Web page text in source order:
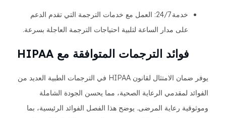
خدمة 24/7: العمل مع خدمات الترجمة التي تقدم الدعم
على مدار الساعة لتلبية احتياجات الترجمة العاجلة بسرعة.
فوائد الترجمات المتوافقة مع HIPAA
يوفر ضمان الامتثال لقانون HIPAA في الترجمات الطبية العديد من
الفوائد لمقدمي الرعاية الصحية، مما يحسن الجودة الشاملة
وموثوقية رعاية المرضى. يوضح هذا الفصل الفوائد الرئيسية، بما